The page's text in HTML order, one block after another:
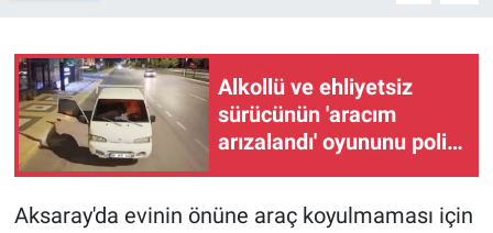
Alkollü ve ehliyetsiz
sürücünün 'aracım
arızalandı' oyununu polis
Aksaray'da evinin önüne araç koyulmaması için